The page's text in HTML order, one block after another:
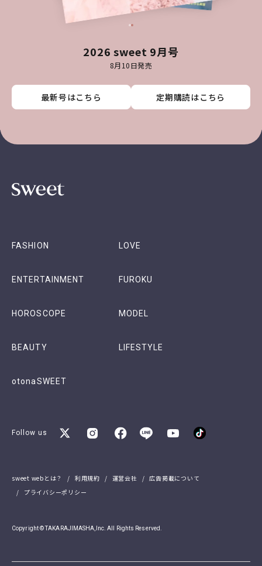
2026 sweet 9月号
8月10日発売
最新号はこちら 定期購読はこちら
最新号はこちら 定期購読はこちら
最新号はこちら 定期購読はこちら
最新号はこちら 定期購読はこちら
FASHION LOVE
ENTERTAINMENT FUROKU
HOROSCOPE MODEL
BEAUTY LIFESTYLE
otonaSWEET
Follow us
sweet webとは？ 利用規約 運営会社
広告掲載について
プライバシーポリシー
Copyright © TAKARAJIMASHA,Inc. All Rights Reserved.